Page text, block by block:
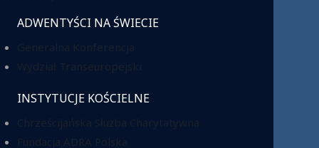
ADWENTYŚCI NA ŚWIECIE
INSTYTUCJE KOŚCIELNE